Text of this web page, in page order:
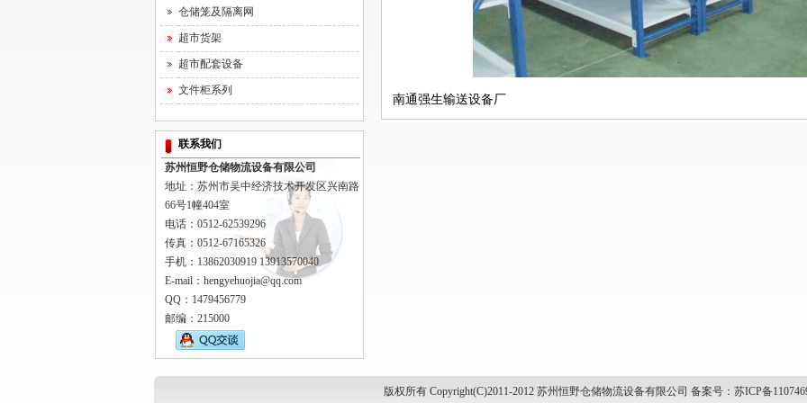
仓储笼及隔离网
超市货架
超市配套设备
文件柜系列
联系我们
苏州恒野仓储物流设备有限公司
地址：苏州市吴中经济技术开发区兴南路
66号1幢404室
电话：0512-62539296
传真：0512-67165326
手机：13862030919 13913570040
E-mail：hengyehuojia@qq.com
QQ：1479456779
邮编：215000
南通强生输送设备厂
版权所有 Copyright(C)2011-2012 苏州恒野仓储物流设备有限公司 备案号： 苏ICP备